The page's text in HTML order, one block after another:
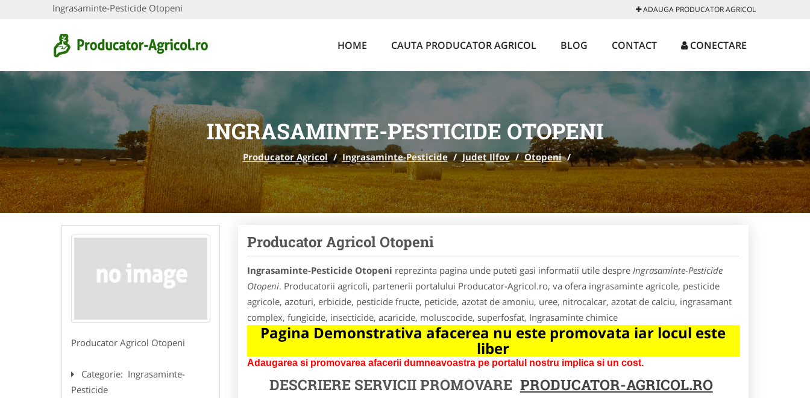
Ingrasaminte-Pesticide Otopeni ADAUGA PRODUCATOR AGRICOL
HOME CAUTA PRODUCATOR AGRICOL BLOG CONTACT CONECTARE
INGRASAMINTE-PESTICIDE OTOPENI
Producator Agricol / Ingrasaminte-Pesticide / Judet Ilfov / Otopeni /
Producator Agricol Otopeni
Categorie: Ingrasaminte-
Pesticide
Producator Agricol Otopeni
Ingrasaminte-Pesticide Otopeni reprezinta pagina unde puteti gasi informatii utile despre Ingrasaminte-Pesticide
Otopeni. Producatorii agricoli, partenerii portalului Producator-Agricol.ro, va ofera ingrasaminte agricole, pesticide
agricole, azoturi, erbicide, pesticide fructe, peticide, azotat de amoniu, uree, nitrocalcar, azotat de calciu, ingrasamant
complex, fungicide, insecticide, acaricide, moluscocide, superfosfat, Ingrasaminte chimice
Pagina Demonstrativa afacerea nu este promovata iar locul este
liber
Adaugarea si promovarea afacerii dumneavoastra pe portalul nostru implica si un cost.
DESCRIERE SERVICII PROMOVARE PRODUCATOR-AGRICOL.RO